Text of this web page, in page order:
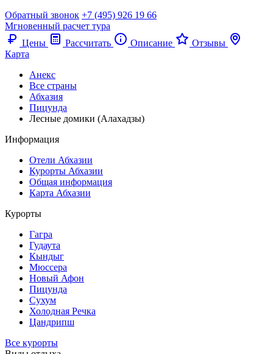
Обратный звонок +7 (495) 926 19 66
Мгновенный расчет тура
Цены
Рассчитать Описание
Отзывы
Карта
Анекс
Все страны
Абхазия
Пицунда
Лесные домики (Алахадзы)
Информация
Отели Абхазии
Курорты Абхазии
Общая информация
Карта Абхазии
Курорты
Гагра
Гудаута
Кындыг
Мюссера
Новый Афон
Пицунда
Сухум
Холодная Речка
Цандрипш
Все курорты